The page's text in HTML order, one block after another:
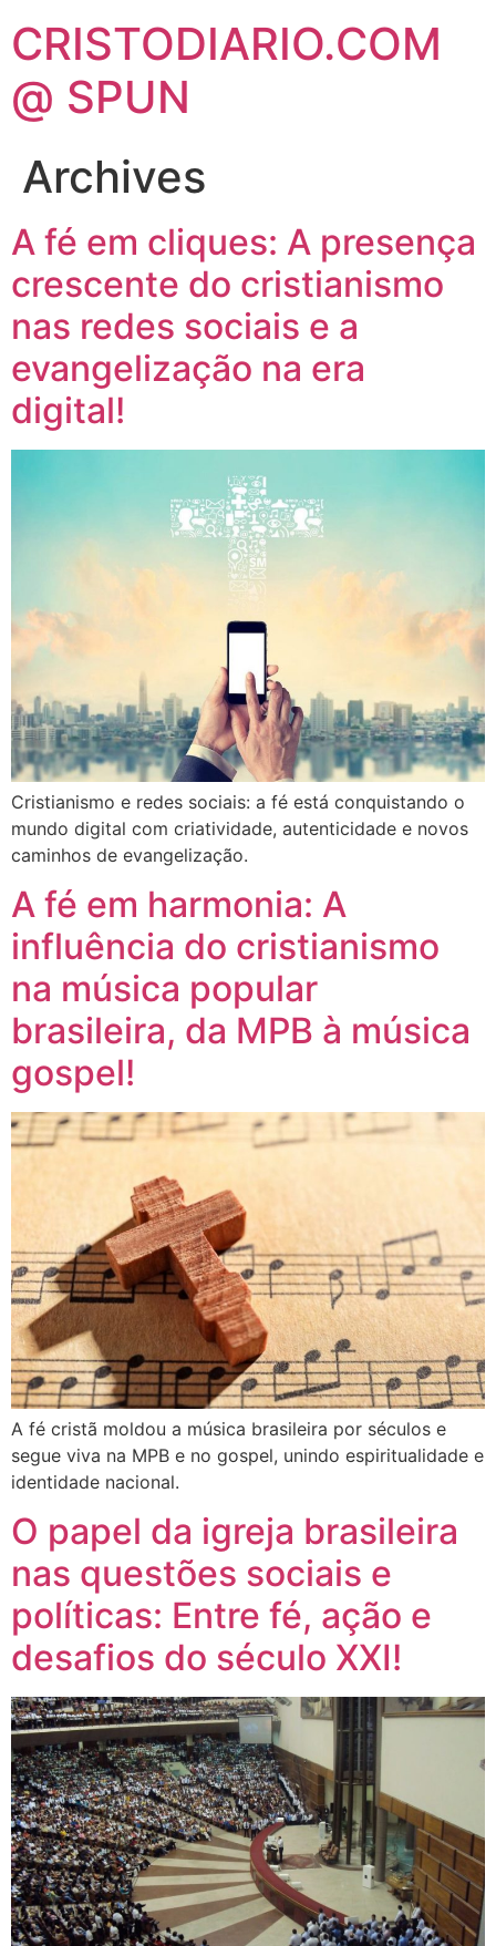
CRISTODIARIO.COM
@ SPUN
Archives
A fé em cliques: A presença
crescente do cristianismo
nas redes sociais e a
evangelização na era
digital!
Cristianismo e redes sociais: a fé está conquistando o
mundo digital com criatividade, autenticidade e novos
caminhos de evangelização.
A fé em harmonia: A
influência do cristianismo
na música popular
brasileira, da MPB à música
gospel!
A fé cristã moldou a música brasileira por séculos e
segue viva na MPB e no gospel, unindo espiritualidade e
identidade nacional.
O papel da igreja brasileira
nas questões sociais e
políticas: Entre fé, ação e
desafios do século XXI!